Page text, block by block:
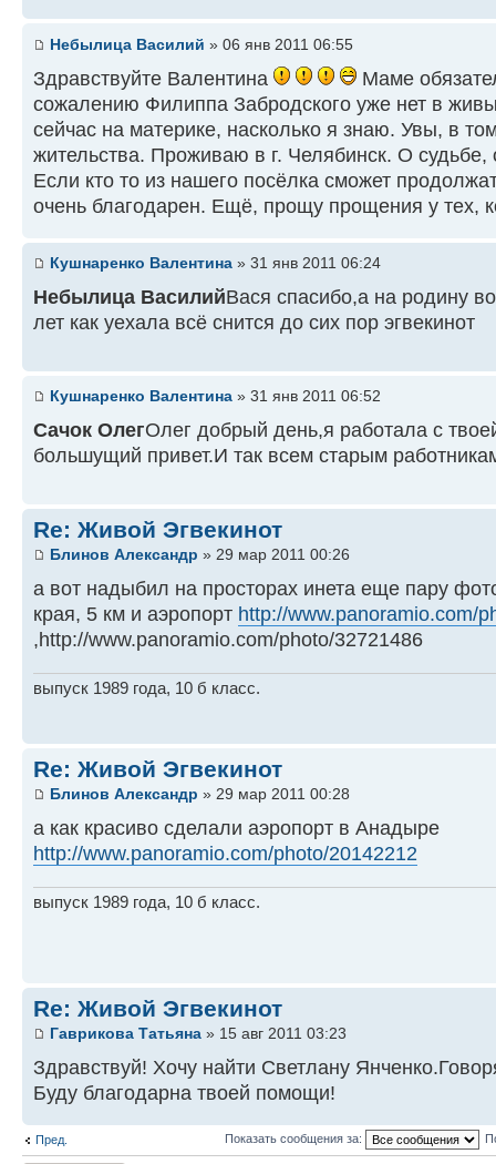
Небылица Василий » 06 янв 2011 06:55
Здравствуйте Валентина
Маме
сожалению Филиппа Забродского уже нет в
сейчас на материке, насколько я знаю. Увы, в
жительства. Проживаю в г. Челябинск. О
Если кто то из нашего посёлка сможет
очень благодарен. Ещё, прощу прощения у тех,
Кушнаренко Валентина » 31 янв 2011 06:24
Небылица ВасилийВася спасибо,а на родину
лет как уехала всё снится до сих пор эгвекинот
Кушнаренко Валентина » 31 янв 2011 06:52
Сачок ОлегОлег добрый день,я работала с
большущий привет.И так всем старым
Re: Живой Эгвекинот
Блинов Александр » 29 мар 2011 00:26
а вот надыбил на просторах инета еще пару
края, 5 км и аэропорт http://www.panoramio.com/
,http://www.panoramio.com/photo/32721486
выпуск 1989 года, 10 б класс.
Re: Живой Эгвекинот
Блинов Александр » 29 мар 2011 00:28
а как красиво сделали аэропорт в Анадыре
http://www.panoramio.com/photo/20142212
выпуск 1989 года, 10 б класс.
Re: Живой Эгвекинот
Гаврикова Татьяна » 15 авг 2011 03:23
Здравствуй! Хочу найти Светлану
Буду благодарна твоей помощи!
Пред. Показать сообщения за: